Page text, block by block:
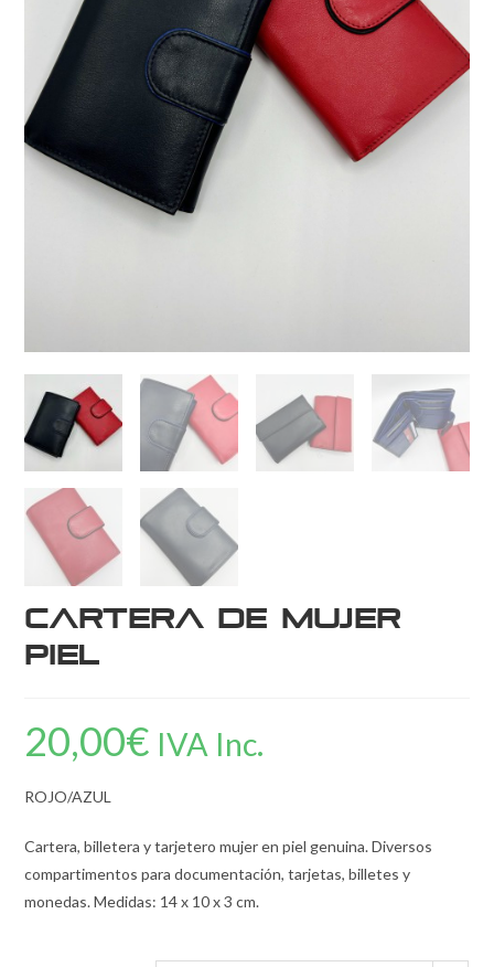
Cartera de Mujer
Piel
20,00€ IVA Inc.
ROJO/AZUL
Cartera, billetera y tarjetero mujer en piel genuina. Diversos
compartimentos para documentación, tarjetas, billetes y
monedas. Medidas: 14 x 10 x 3 cm.